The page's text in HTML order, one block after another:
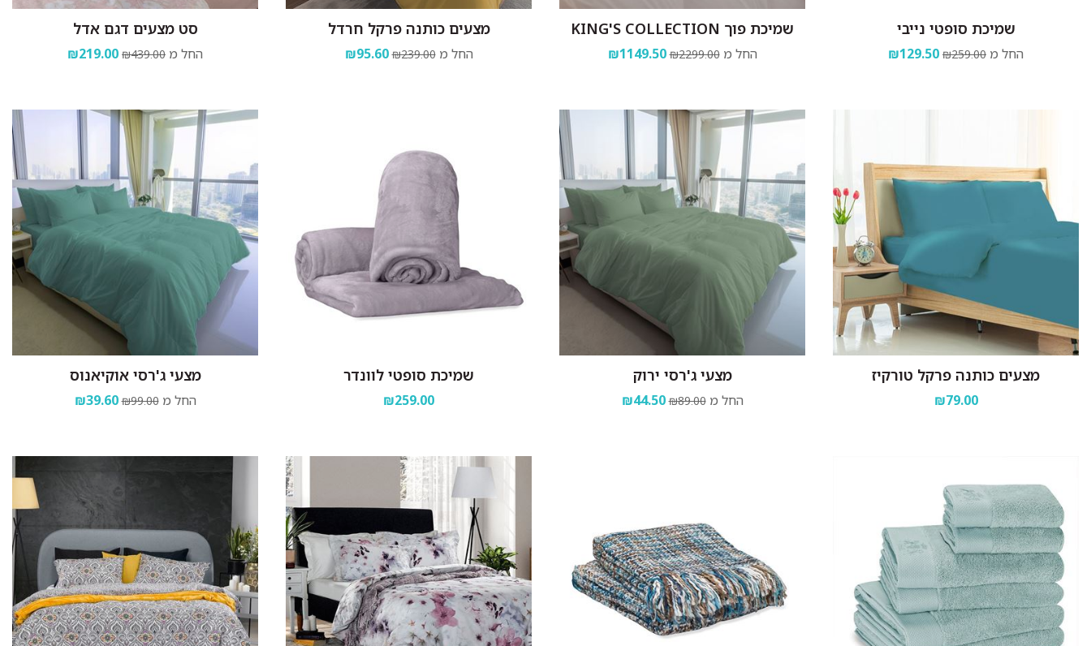
שמיכת סופטי נייבי
החל מ ₪259.00
₪129.50
שמיכת פוך KING'S COLLECTION
החל מ ₪2299.00
₪1149.50
מצעים כותנה פרקל חרדל
החל מ ₪239.00
₪95.60
סט מצעים דגם אדל
החל מ ₪439.00
₪219.00
מצעים כותנה פרקל טורקיז
₪79.00
מצעי ג'רסי ירוק
החל מ ₪89.00
₪44.50
שמיכת סופטי לוונדר
₪259.00
מצעי ג'רסי אוקיאנוס
החל מ ₪99.00
₪39.60